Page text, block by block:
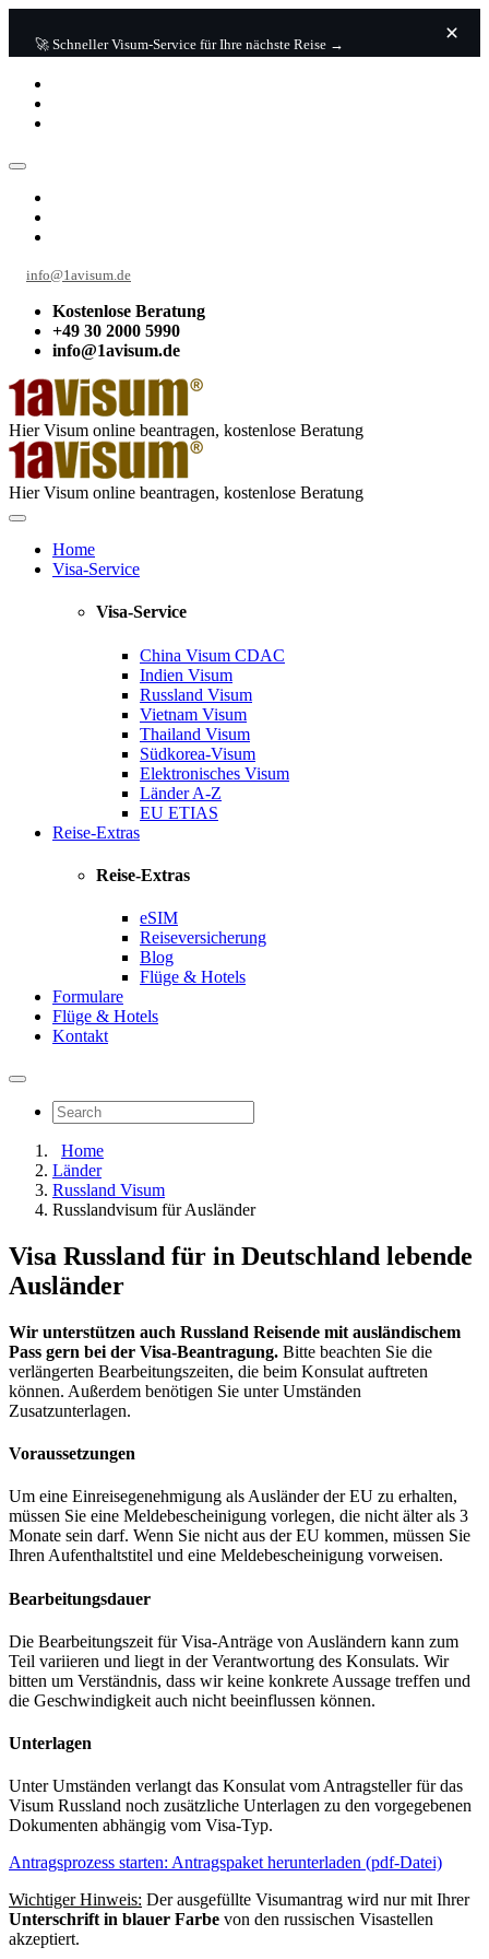
🚀 Schneller Visum-Service für Ihre nächste Reise →
info@1avisum.de
Kostenlose Beratung
+49 30 2000 5990
info@1avisum.de
Hier Visum online beantragen, kostenlose Beratung
Hier Visum online beantragen, kostenlose Beratung
Home
Visa-Service
Visa-Service
China Visum CDAC
Indien Visum
Russland Visum
Vietnam Visum
Thailand Visum
Südkorea-Visum
Elektronisches Visum
Länder A-Z
EU ETIAS
Reise-Extras
Reise-Extras
eSIM
Reiseversicherung
Blog
Flüge & Hotels
Formulare
Flüge & Hotels
Kontakt
Home
Länder
Russland Visum
Russlandvisum für Ausländer
Visa Russland für in Deutschland lebende
Ausländer
Wir unterstützen auch Russland Reisende mit ausländischem
Pass gern bei der Visa-Beantragung. Bitte beachten Sie die
verlängerten Bearbeitungszeiten, die beim Konsulat auftreten
können. Außerdem benötigen Sie unter Umständen
Zusatzunterlagen.
Voraussetzungen
Um eine Einreisegenehmigung als Ausländer der EU zu erhalten,
müssen Sie eine Meldebescheinigung vorlegen, die nicht älter als 3
Monate sein darf. Wenn Sie nicht aus der EU kommen, müssen Sie
Ihren Aufenthaltstitel und eine Meldebescheinigung vorweisen.
Bearbeitungsdauer
Die Bearbeitungszeit für Visa-Anträge von Ausländern kann zum
Teil variieren und liegt in der Verantwortung des Konsulats. Wir
bitten um Verständnis, dass wir keine konkrete Aussage treffen und
die Geschwindigkeit auch nicht beeinflussen können.
Unterlagen
Unter Umständen verlangt das Konsulat vom Antragsteller für das
Visum Russland noch zusätzliche Unterlagen zu den vorgegebenen
Dokumenten abhängig vom Visa-Typ.
Antragsprozess starten: Antragspaket herunterladen (pdf-Datei)
Wichtiger Hinweis: Der ausgefüllte Visumantrag wird nur mit Ihrer
Unterschrift in blauer Farbe von den russischen Visastellen
akzeptiert.